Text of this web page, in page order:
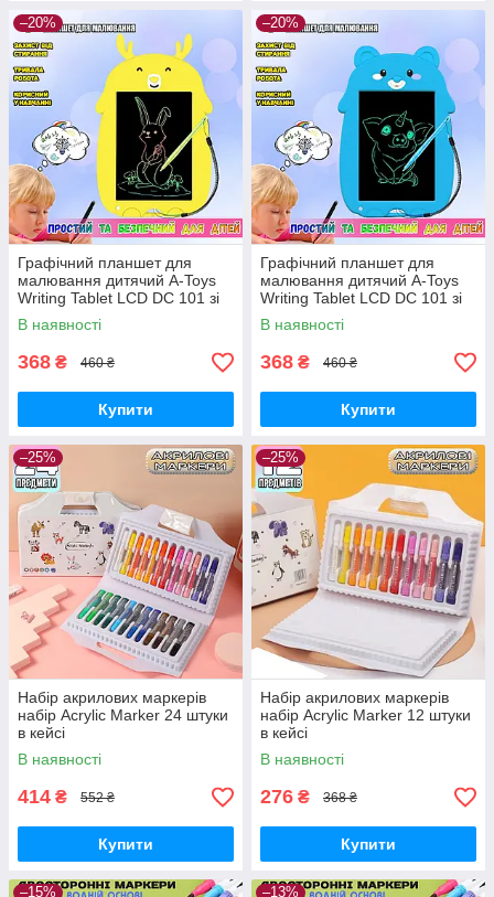
–20%
Графічний планшет для
малювання дитячий A-Toys
Writing Tablet LCD DC 101 зі
стилусом Жовтий
В наявності
368 ₴ 460 ₴
Купити
–20%
Графічний планшет для
малювання дитячий A-Toys
Writing Tablet LCD DC 101 зі
стилусом Блакитний
В наявності
368 ₴ 460 ₴
Купити
–25%
Набір акрилових маркерів
набір Acrylic Marker 24 штуки
в кейсі
В наявності
414 ₴ 552 ₴
Купити
–25%
Набір акрилових маркерів
набір Acrylic Marker 12 штуки
в кейсі
В наявності
276 ₴ 368 ₴
Купити
–15% –13%